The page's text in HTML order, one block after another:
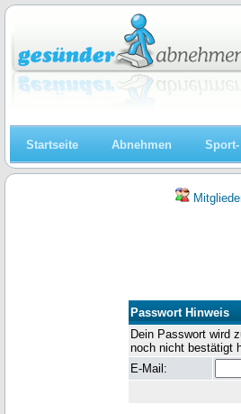
Startseite Abnehmen
Passwort Hinweis
Dein Passwort wird
noch nicht bestätigt
E-Mail: